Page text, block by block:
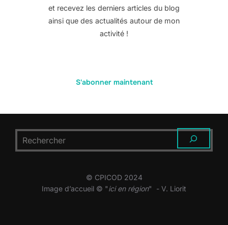
et recevez les derniers articles du blog
ainsi que des actualités autour de mon
activité !
S'abonner maintenant
RECHERCHER
© CPICOD 2024
Image d’accueil © "ici en région" - V. Liorit